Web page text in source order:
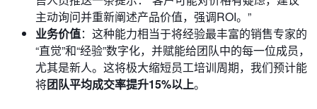
主动询问并重新阐述产品价值，强调ROI。”
业务价值：这种能力相当于将经验最丰富的销售专家的
“直觉”和“经验”数字化，并赋能给团队中的每一位成员，
尤其是新人。这将极大缩短员工培训周期，我们预计能
将团队平均成交率提升15%以上。